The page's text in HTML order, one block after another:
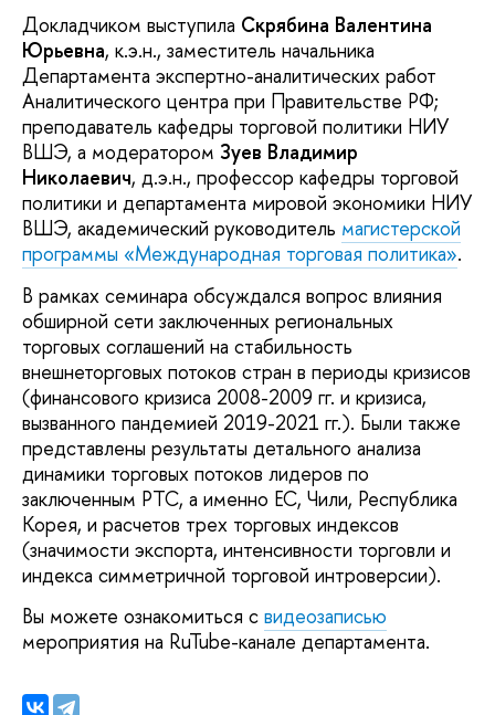
Докладчиком выступила Скрябина Валентина
Юрьевна, к.э.н., заместитель начальника
Департамента экспертно-аналитических работ
Аналитического центра при Правительстве РФ;
преподаватель кафедры торговой политики НИУ
ВШЭ, а модератором Зуев Владимир
Николаевич, д.э.н., профессор кафедры торговой
политики и департамента мировой экономики НИУ
ВШЭ, академический руководитель магистерской
программы «Международная торговая политика».
В рамках семинара обсуждался вопрос влияния
обширной сети заключенных региональных
торговых соглашений на стабильность
внешнеторговых потоков стран в периоды кризисов
(финансового кризиса 2008-2009 гг. и кризиса,
вызванного пандемией 2019-2021 гг.). Были также
представлены результаты детального анализа
динамики торговых потоков лидеров по
заключенным РТС, а именно ЕС, Чили, Республика
Корея, и расчетов трех торговых индексов
(значимости экспорта, интенсивности торговли и
индекса симметричной торговой интроверсии).
Вы можете ознакомиться с видеозаписью
мероприятия на RuTube-канале департамента.